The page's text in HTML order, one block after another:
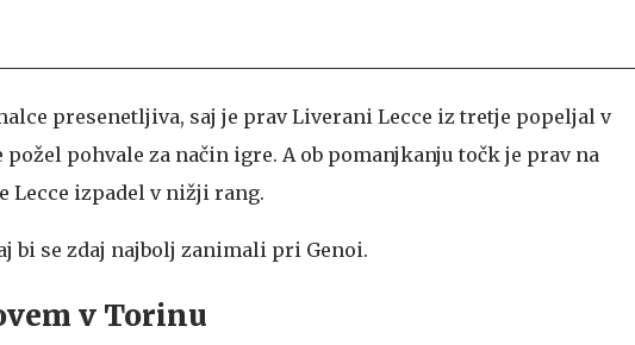
presenetljiva, saj je prav Liverani Lecce iz tretje popeljal v
pohvale za način igre. A ob pomanjkanju točk je prav na
Lecce izpadel v nižji rang.
bi se zdaj najbolj zanimali pri Genoi.
v Torinu